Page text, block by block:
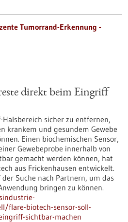
Tumorrand-Erkennung -
direkt beim Eingriff
sicher zu entfernen,
krankem und gesundem Gewebe
Einen biochemischen Sensor,
Gewebeprobe innerhalb von
gemacht werden können, hat
aus Frickenhausen entwickelt.
Suche nach Partnern, um das
bringen zu können.
flare-biotech-sensor-soll-
sichtbar-machen